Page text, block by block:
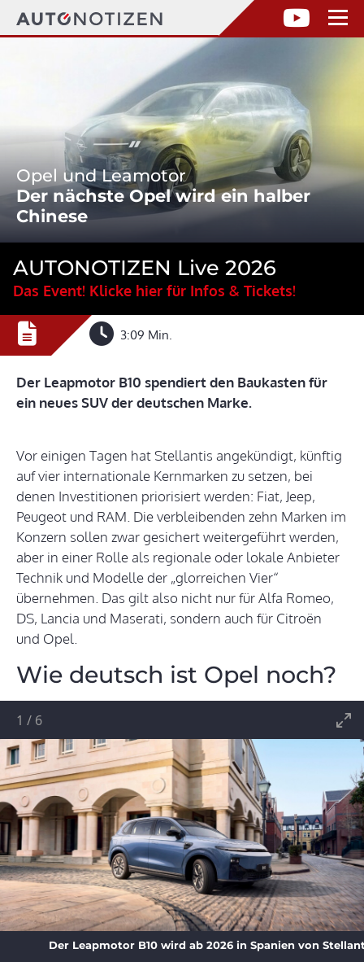
Opel und Leamotor
Der nächste Opel wird ein halber
Chinese
AUTONOTIZEN Live 2026
Das Event! Klicke hier für Infos & Tickets!
3:09 Min.
Der Leapmotor B10 spendiert den Baukasten für
ein neues SUV der deutschen Marke.
Vor einigen Tagen hat Stellantis angekündigt, künftig
auf vier internationale Kernmarken zu setzen, bei
denen Investitionen priorisiert werden: Fiat, Jeep,
Peugeot und RAM. Die verbleibenden zehn Marken im
Konzern sollen zwar gesichert weitergeführt werden,
aber in einer Rolle als regionale oder lokale Anbieter
Technik und Modelle der „glorreichen Vier“
übernehmen. Das gilt also nicht nur für Alfa Romeo,
DS, Lancia und Maserati, sondern auch für Citroën
und Opel.
Wie deutsch ist Opel noch?
Der Leapmotor B10 wird ab 2026 in Spanien von
1 / 6